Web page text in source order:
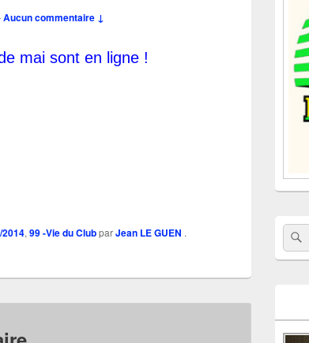
Aucun commentaire ↓
mai sont en ligne !
, 99 -Vie du ClubparJean LE GUEN .
barre
latérale